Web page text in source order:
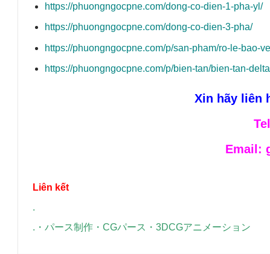
https://phuongngocpne.com/dong-co-dien-1-pha-yl/
https://phuongngocpne.com/dong-co-dien-3-pha/
https://phuongngocpne.com/p/san-pham/ro-le-bao-
https://phuongngocpne.com/p/bien-tan/bien-tan-
Xin hãy liên
Email:
Liên kết
.
. ・ パース制作 ・ CGパース ・ 3DCGアニメーション